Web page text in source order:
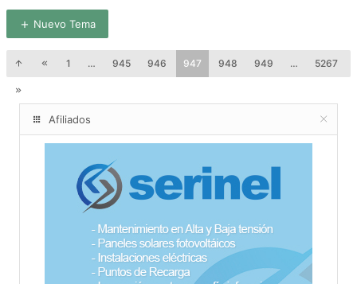
Nuevo Tema
1 … 945 946 947 948 949 … 5267
Afiliados